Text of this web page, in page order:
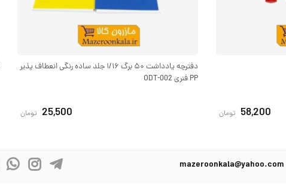
58,200 تومان
دفترچه یادداشت ۵۰ برگ ۱/۱۶ جلد ساده رنگی انعطاف پذیر
PP فنری ODT-002
25,500 تومان